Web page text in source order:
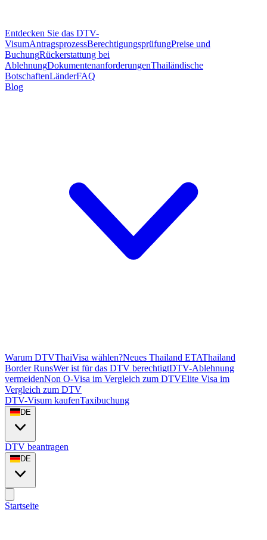
Entdecken Sie das DTV-
VisumAntragsprozessBerechtigungsprüfungPreise und
BuchungRückerstattung bei
AblehnungDokumentenanforderungenThailändische
BotschaftenLänderFAQ
Blog
Warum DTVThaiVisa wählen?Neues Thailand ETAThailand
Border RunsWer ist für das DTV berechtigtDTV-Ablehnung
vermeidenNon O-Visa im Vergleich zum DTVElite Visa im
Vergleich zum DTV
DTV-Visum kaufenTaxibuchung
DE
DTV beantragen
DE
Startseite